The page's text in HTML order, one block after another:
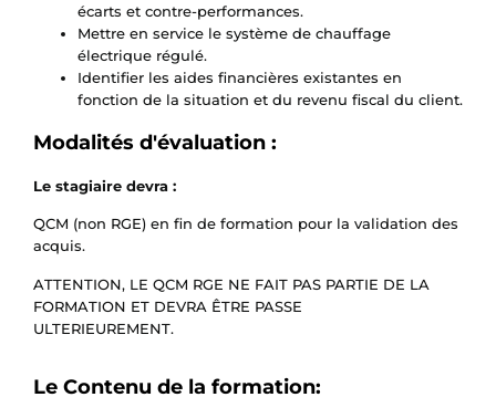
écarts et contre-performances.
Mettre en service le système de chauffage
électrique régulé.
Identifier les aides financières existantes en
fonction de la situation et du revenu fiscal du client.
Modalités d'évaluation :
Le stagiaire devra :
QCM (non RGE) en fin de formation pour la validation des
acquis.
ATTENTION, LE QCM RGE NE FAIT PAS PARTIE DE LA
FORMATION ET DEVRA ÊTRE PASSE
ULTERIEUREMENT.
Le Contenu de la formation: